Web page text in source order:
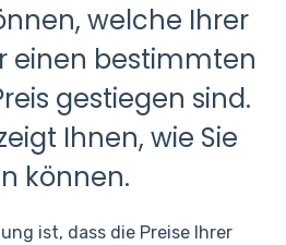
welche Ihrer
einen bestimmten
gestiegen sind.
Ihnen, wie Sie
können.
ist, dass die Preise Ihrer